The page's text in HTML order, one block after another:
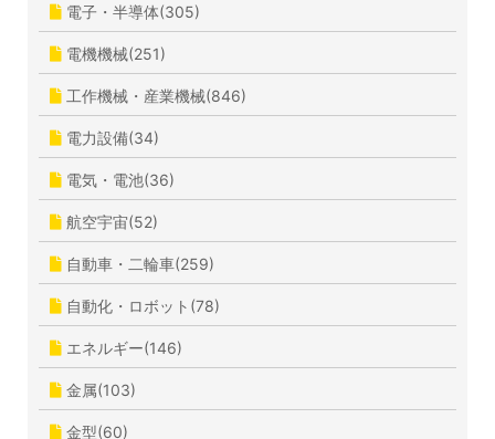
電子・半導体(305)
電機機械(251)
工作機械・産業機械(846)
電力設備(34)
電気・電池(36)
航空宇宙(52)
自動車・二輪車(259)
自動化・ロボット(78)
エネルギー(146)
金属(103)
金型(60)